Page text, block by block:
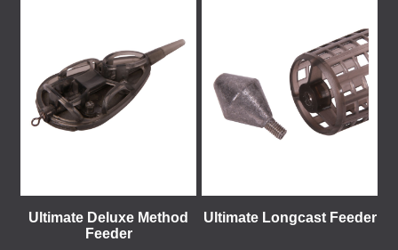
Ultimate Deluxe Method
Feeder
Ultimate Longcast Feeder